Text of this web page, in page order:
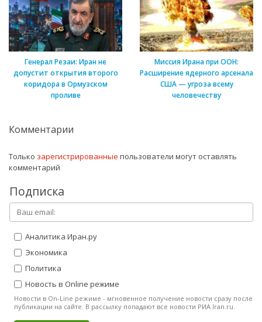
Генерал Резаи: Иран не
допустит открытия второго
коридора в Ормузском
проливе
Миссия Ирана при ООН:
Расширение ядерного арсенала
США — угроза всему
человечеству
Комментарии
Только зарегистрированные пользователи могут оставлять
комментарий
Подписка
Аналитика Иран.ру
Экономика
Политика
Новость в Online режиме
Новости в On-Line режиме - мгновенное получение новости сразу после
публикации на сайте. В рассылку попадают все новости РИА Iran.ru.